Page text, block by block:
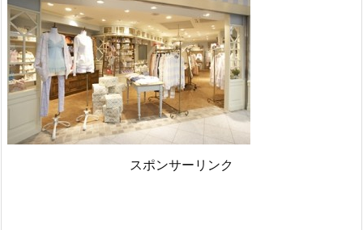
スポンサーリンク